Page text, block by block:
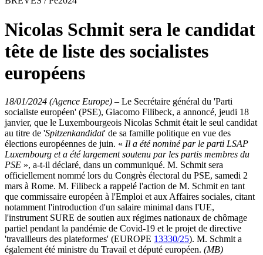
Nicolas Schmit sera le candidat
tête de liste des socialistes
européens
18/01/2024 (Agence Europe) – Le Secrétaire général du 'Parti
socialiste européen' (PSE), Giacomo Filibeck, a annoncé, jeudi 18
janvier, que le Luxembourgeois Nicolas Schmit était le seul candidat
au titre de 'Spitzenkandidat' de sa famille politique en vue des
élections européennes de juin. « Il a été nominé par le parti LSAP
Luxembourg et a été largement soutenu par les partis membres du
PSE », a-t-il déclaré, dans un communiqué. M. Schmit sera
officiellement nommé lors du Congrès électoral du PSE, samedi 2
mars à Rome. M. Filibeck a rappelé l'action de M. Schmit en tant
que commissaire européen à l'Emploi et aux Affaires sociales, citant
notamment l'introduction d'un salaire minimal dans l'UE,
l'instrument SURE de soutien aux régimes nationaux de chômage
partiel pendant la pandémie de Covid-19 et le projet de directive
'travailleurs des plateformes' (EUROPE 13330/25). M. Schmit a
également été ministre du Travail et député européen. (MB)